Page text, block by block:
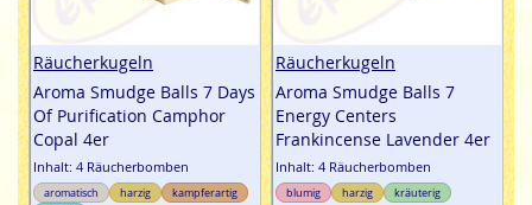
Räucherkugeln
Aroma Smudge Balls 7 Days
Of Purification Camphor
Copal 4er
Inhalt: 4 Räucherbomben
aromatisch harzig
kampferartig
Räucherkugeln
Aroma Smudge Balls 7
Energy Centers
Frankincense Lavender 4er
Inhalt: 4 Räucherbomben
blumig harzig kräuterig